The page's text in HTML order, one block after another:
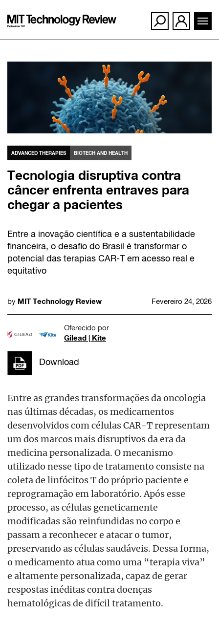
ADVANCED THERAPIES BIOTECH AND HEALTH
Tecnologia disruptiva contra
câncer enfrenta entraves para
chegar a pacientes
Entre a inovação científica e a sustentabilidade
financeira, o desafio do Brasil é transformar o
potencial das terapias CAR-T em acesso real e
equitativo
by MIT Technology Review Fevereiro 24, 2026
Oferecido por
Gilead | Kite
Download
Entre as grandes transformações da oncologia
nas últimas décadas, os medicamentos
desenvolvidos com células CAR-T representam
um dos marcos mais disruptivos da era da
medicina personalizada. O mecanismo
utilizado nesse tipo de tratamento consiste na
coleta de linfócitos T do próprio paciente e
reprogramação em laboratório. Após esse
processo, as células geneticamente
modificadas são reinfundidas no corpo e
passam a reconhecer e atacar o tumor,
preservando as células saudáveis. Dessa forma,
o medicamento atua como uma “terapia viva”
e altamente personalizada, capaz de gerar
respostas inéditas contra doenças
hematológicas de difícil tratamento.